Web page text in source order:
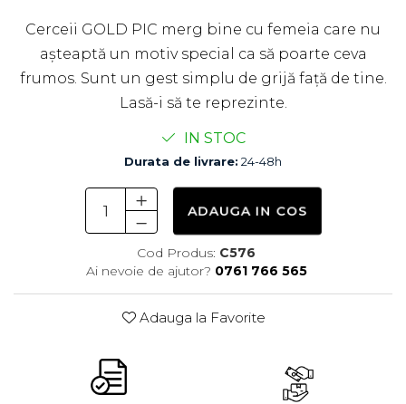
Cerceii GOLD PIC merg bine cu femeia care nu
așteaptă un motiv special ca să poarte ceva
frumos. Sunt un gest simplu de grijă față de tine.
Lasă-i să te reprezinte.
IN STOC
Durata de livrare: 24-48h
ADAUGA IN COS
Cod Produs: C576
Ai nevoie de ajutor? 0761 766 565
Adauga la Favorite